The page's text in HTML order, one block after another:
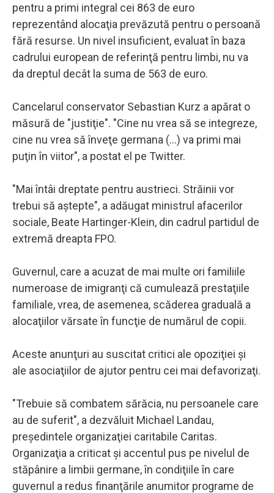
pentru a primi integral cei 863 de euro
reprezentând alocaţia prevăzută pentru o persoană
fără resurse. Un nivel insuficient, evaluat în baza
cadrului european de referinţă pentru limbi, nu va
da dreptul decât la suma de 563 de euro.
Cancelarul conservator Sebastian Kurz a apărat o
măsură de "justiţie". "Cine nu vrea să se integreze,
cine nu vrea să înveţe germana (...) va primi mai
puţin în viitor", a postat el pe Twitter.
"Mai întâi dreptate pentru austrieci. Străinii vor
trebui să aştepte", a adăugat ministrul afacerilor
sociale, Beate Hartinger-Klein, din cadrul partidul de
extremă dreapta FPO.
Guvernul, care a acuzat de mai multe ori familiile
numeroase de imigranţi că cumulează prestaţiile
familiale, vrea, de asemenea, scăderea graduală a
alocaţiilor vărsate în funcţie de numărul de copii.
Aceste anunţuri au suscitat critici ale opoziţiei şi
ale asociaţiilor de ajutor pentru cei mai defavorizaţi.
"Trebuie să combatem sărăcia, nu persoanele care
au de suferit", a dezvăluit Michael Landau,
preşedintele organizaţiei caritabile Caritas.
Organizaţia a criticat şi accentul pus pe nivelul de
stăpânire a limbii germane, în condiţiile în care
guvernul a redus finanţările anumitor programe de